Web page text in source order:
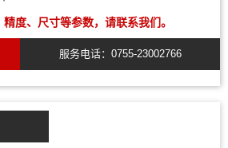
度、尺寸等参数，请联系我们。
服务电话：0755-23002766